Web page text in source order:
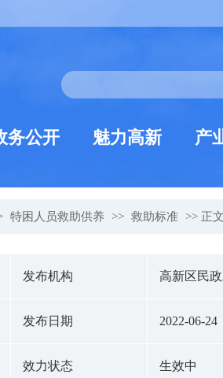
务公开 魅力高新 产
特困人员救助供养 >> 救助标准 >> 正文
发布机构 高新区民
发布日期 2022-06-24
效力状态 生效中